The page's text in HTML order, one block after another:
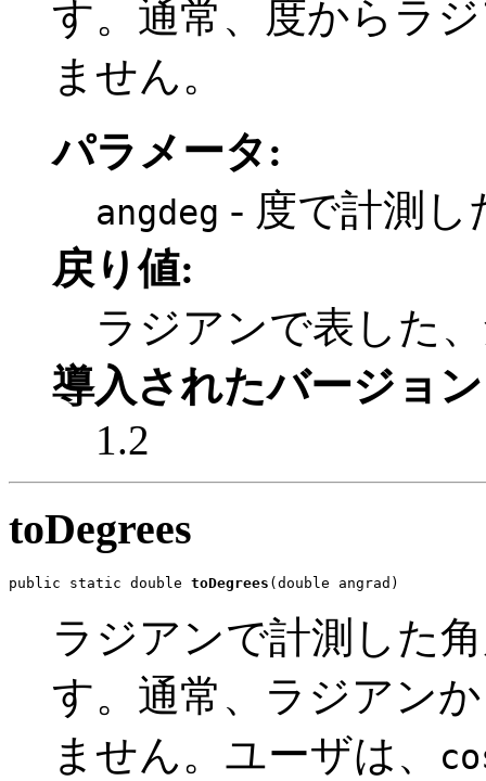
す。通常、度からラ
ません。
パラメータ:
angdeg - 度で計測し
戻り値:
ラジアンで表した
導入されたバージョ
1.2
toDegrees
public static double toDegrees (double angrad)
ラジアンで計測した
す。通常、ラジアン
ません。ユーザは、